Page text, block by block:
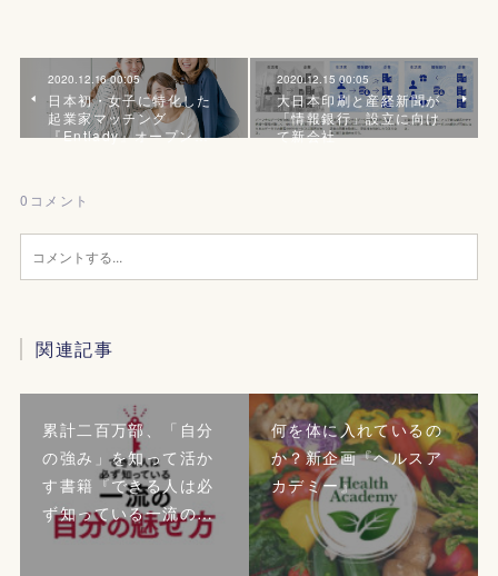
2020.12.16 00:05
日本初・女子に特化した
起業家マッチング
『Entlady』オープン…
2020.12.15 00:05
大日本印刷と産経新聞が
「情報銀行」設立に向け
て新会社
0 コメント
関連記事
累計二百万部、「自分
の強み」を知って活か
す書籍『できる人は必
ず知っている一流の…
何を体に入れているの
か？新企画『ヘルスア
カデミー』